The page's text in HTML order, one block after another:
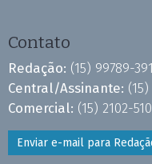
Contato
Redação: (15) 99789-
Central/Assinante:
Comercial: (15) 2102-
Enviar e-mail para